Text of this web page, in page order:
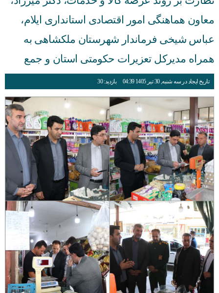
معاون هماهنگی امور اقتصادی استانداری ایلام،
عباس شیخی فرماندار شهرستان ملکشاهی به
همراه مدیرکل تعزیرات حکومتی استان و جمع
تاریخ ایجاد در سه شنبه, 30 تیر 1405 04:39 بازدید: 30